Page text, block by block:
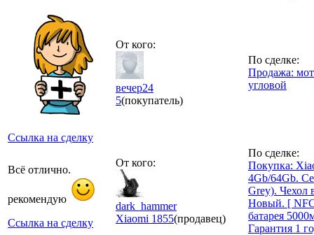
Ссылка на сделку
От кого:
вечер24
5(покупатель)
По сделке:
Продажа:
угловой
Всё отлично.
рекомендую
Ссылка на сделку
От кого:
dark_hammer
Xiaomi 1855(продавец)
По сделке:
Покупка:
4Gb/64Gb.
Grey). Чехол
Новый. [
батарея
Гарантия 1